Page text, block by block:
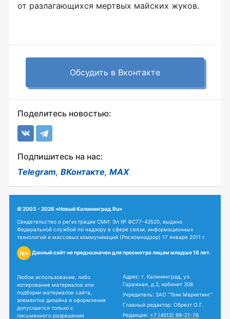
от разлагающихся мертвых майских жуков.
Обсудить в Вконтакте
Поделитесь новостью:
Подпишитесь на нас:
Telegram, ВКонтакте, MAX
© 2003 - 2026 «Новый Калининград.Ru»
Свидетельство о регистрации СМИ: Эл № ФС77-43520, выдано
Федеральной службой по надзору в сфере связи, информационных
технологий и массовых коммуникаций (Роскомнадзор) 17 января 2011 г.
18+ Данный сайт не предназначен для просмотра лицам младше 18 лет.
Любое использование, либо
копирование материалов или
подборки материалов сайта,
элементов дизайна и оформления
допускается только с
письменного разрешения
Адрес: г. Калининград, ул.
Гаражная, д.2, кабинет 308
Учредитель: ЗАО "Твик Маркетинг"
Главный редактор: Обрехт О.Г.
Редакция: +7 (4012) 99-21-76